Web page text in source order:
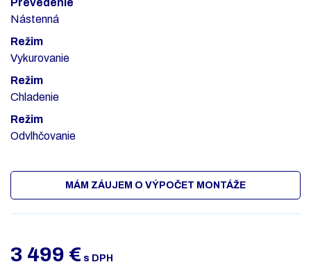
Prevedenie
Nástenná
Režim
Vykurovanie
Režim
Chladenie
Režim
Odvlhčovanie
MÁM ZÁUJEM O VÝPOČET MONTÁŽE
3 499 € s DPH